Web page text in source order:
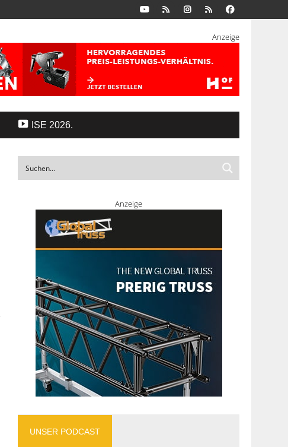
Anzeige
ISE 2026.
Anzeige
UNSER PODCAST